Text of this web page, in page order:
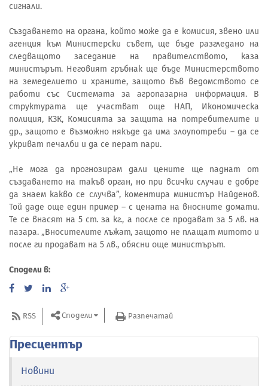
сигнали.
Създаването на органа, който може да е комисия, звено или
агенция към Министерски съвет, ще бъде разгледано на
следващото заседание на правителството, каза
министърът. Неговият гръбнак ще бъде Министерството
на земеделието и храните, защото във ведомството се
работи със Системата за агропазарна информация. В
структурата ще участват още НАП, Икономическа
полиция, КЗК, Комисията за защита на потребителите и
др., защото е възможно някъде да има злоупотреби – да се
укриват печалби и да се перат пари.
„Не мога да прогнозирам дали цените ще паднат от
създаването на такъв орган, но при всички случаи е добре
да знаем какво се случва”, коментира министър Найденов.
Той даде още един пример – с цената на вносните домати.
Те се внасят на 5 ст. за кг., а после се продават за 5 лв. на
пазара. „Вносителите лъжат, защото не плащат митото и
после ги продават на 5 лв., обясни още министърът.
Сподели в:
RSS Сподели Разпечатай
Пресцентър
Новини